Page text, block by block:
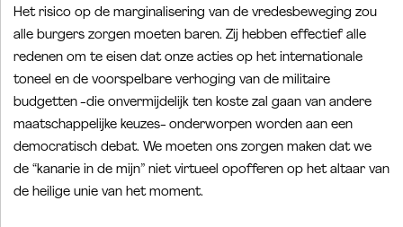
Het risico op de marginalisering van de vredesbeweging zou
alle burgers zorgen moeten baren. Zij hebben effectief alle
redenen om te eisen dat onze acties op het internationale
toneel en de voorspelbare verhoging van de militaire
budgetten -die onvermijdelijk ten koste zal gaan van andere
maatschappelijke keuzes- onderworpen worden aan een
democratisch debat. We moeten ons zorgen maken dat we
de “kanarie in de mijn” niet virtueel opofferen op het altaar van
de heilige unie van het moment.